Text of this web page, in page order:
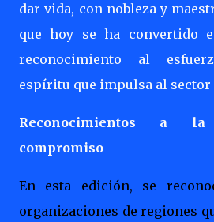
dar vida, con nobleza y
que hoy se ha convertido
reconocimiento al
espíritu que impulsa al
Reconocimientos a
compromiso
En esta edición, se
organizaciones de regiones